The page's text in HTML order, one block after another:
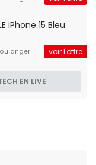
iPhone 15 Bleu
voir l'offre
EN LIVE